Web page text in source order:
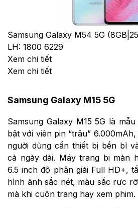
Samsung Galaxy M54 5G
LH: 1800 6229
Xem chi tiết
Xem chi tiết
Samsung Galaxy M15 5G
Samsung Galaxy M15 5G là
bật với viên pin “trâu”
người dùng cần thiết bị bền bỉ
cả ngày dài. Máy trang bị màn
6.5 inch độ phân giải Full HD+,
hình ảnh sắc nét, màu sắc rực
mà khi cuộn trang hay xem phim.